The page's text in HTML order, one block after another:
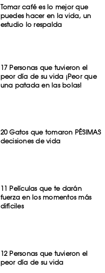
Tomar café es lo mejor que
puedes hacer en la vida, un
estudio lo respalda
17 Personas que tuvieron el
peor día de su vida ¡Peor que
una patada en las bolas!
20 Gatos que tomaron PÉSIMAS
decisiones de vida
11 Películas que te darán
fuerza en los momentos más
difíciles
12 Personas que tuvieron el
peor día de su vida